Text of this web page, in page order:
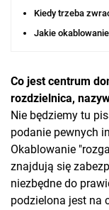
Kiedy trzeba
Jakie
Co jest centrum
rozdzielnica,
Nie będziemy tu
podanie pewnych
Okablowanie
znajdują się
niezbędne do
podzielona jest na